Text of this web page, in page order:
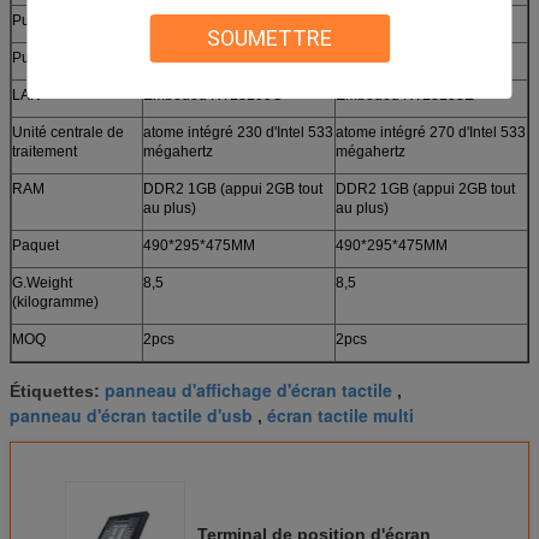
SOUMETTRE
Puissance C.A. 100-240V C.A. 100-240V
Puce Intel 945GC+1CH7 Intel 945GC+1CH7
LAN Embeded RTL8100C Embeded RTL8103E
Unité centrale de
traitement
atome intégré 230 d'Intel 533
mégahertz
atome intégré 270 d'Intel 533
mégahertz
RAM
DDR2 1GB (appui 2GB tout
au plus)
DDR2 1GB (appui 2GB tout
au plus)
Paquet 490*295*475MM 490*295*475MM
G.Weight
(kilogramme)
8,5 8,5
MOQ 2pcs 2pcs
Étiquettes: panneau d'affichage d'écran tactile ,
panneau d'écran tactile d'usb , écran tactile multi
Terminal de position d'écran